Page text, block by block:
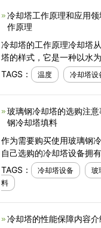
冷却塔工作原理和应用
作原理
冷却塔的工作原理冷却塔
塔的样式，它是一种以水
现两个不同温度之间水的
度控制的效果。冷却塔在
吸收大量的热量
TAGS： 温度 冷却塔设
玻璃钢冷却塔的选购注
钢冷却塔填料
作为需要购买使用玻璃钢
自己选购的冷却塔设备拥
么在选购这一阶段也就需
了解具体的注意事项了。
分析介绍一
TAGS： 冷却塔设备 玻
料
冷却塔的性能保障内容